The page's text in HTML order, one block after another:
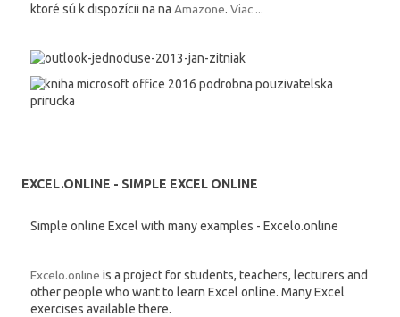
ktoré sú k dispozícii na na Amazone. Viac ...
EXCEL.ONLINE - SIMPLE EXCEL ONLINE
Simple online Excel with many examples - Excelo.online
Excelo.online is a project for students, teachers, lecturers and
other people who want to learn Excel online. Many Excel
exercises available there.